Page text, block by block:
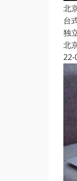
北
台
独
北
22-